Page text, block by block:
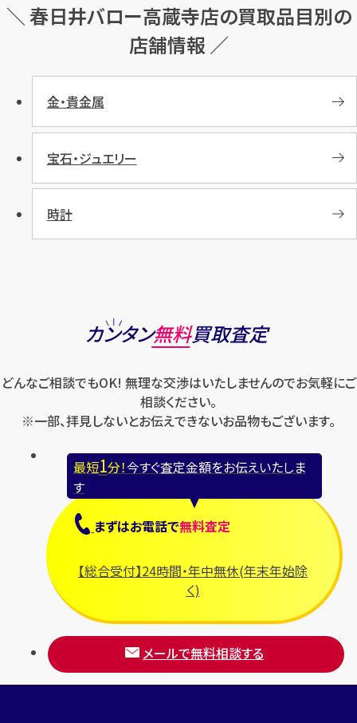
＼ 春日井バロー高蔵寺店の買取品目別の
店舗情報 ／
金・貴金属
宝石・ジュエリー
時計
カンタン無料買取査定
どんなご相談でもOK! 無理な交渉はいたしませんのでお気軽にご
相談ください。
※一部、拝見しないとお伝えできないお品物もございます。
最短1分！今すぐ査定金額をお伝えいたしま
す
まずはお電話で無料査定
【総合受付】24時間・年中無休(年末年始除
く)
メールで無料相談する